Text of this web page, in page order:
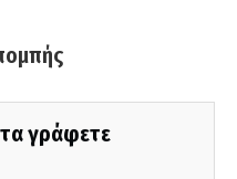
γράφετε